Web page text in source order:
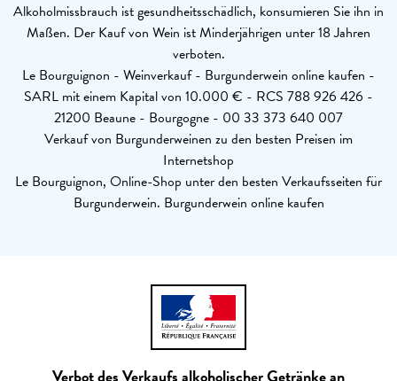
Alkoholmissbrauch ist gesundheitsschädlich, konsumieren Sie ihn in
Maßen. Der Kauf von Wein ist Minderjährigen unter 18 Jahren
verboten.
Le Bourguignon - Weinverkauf - Burgunderwein online kaufen -
SARL mit einem Kapital von 10.000 € - RCS 788 926 426 -
21200 Beaune - Bourgogne - 00 33 373 640 007
Verkauf von Burgunderweinen zu den besten Preisen im
Internetshop
Le Bourguignon, Online-Shop unter den besten Verkaufsseiten für
Burgunderwein. Burgunderwein online kaufen